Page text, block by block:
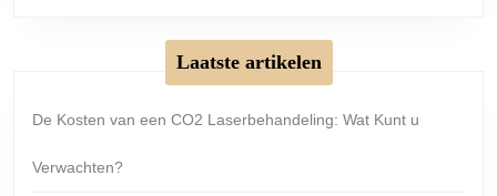
Laatste artikelen
De Kosten van een CO2 Laserbehandeling: Wat Kunt u
Verwachten?